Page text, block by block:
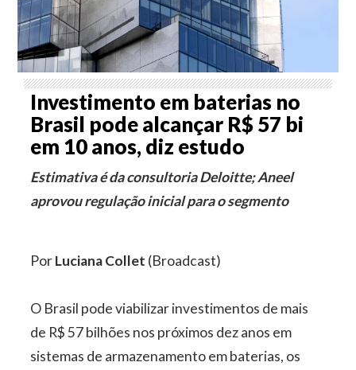
Investimento em baterias no
Brasil pode alcançar R$ 57 bi
em 10 anos, diz estudo
Estimativa é da consultoria Deloitte; Aneel
aprovou regulação inicial para o segmento
PorLuciana Collet (Broadcast)
O Brasil pode viabilizar investimentos de mais
de R$ 57 bilhões nos próximos dez anos em
sistemas de armazenamento em baterias, os